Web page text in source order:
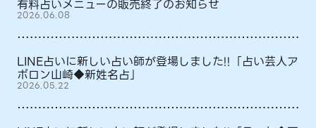
有料占いメニューの販売終了のお知らせ
2026.06.08
LINE占いに新しい占い師が登場しました!!「占い芸人ア
ポロン山崎◆新姓名占」
2026.05.22